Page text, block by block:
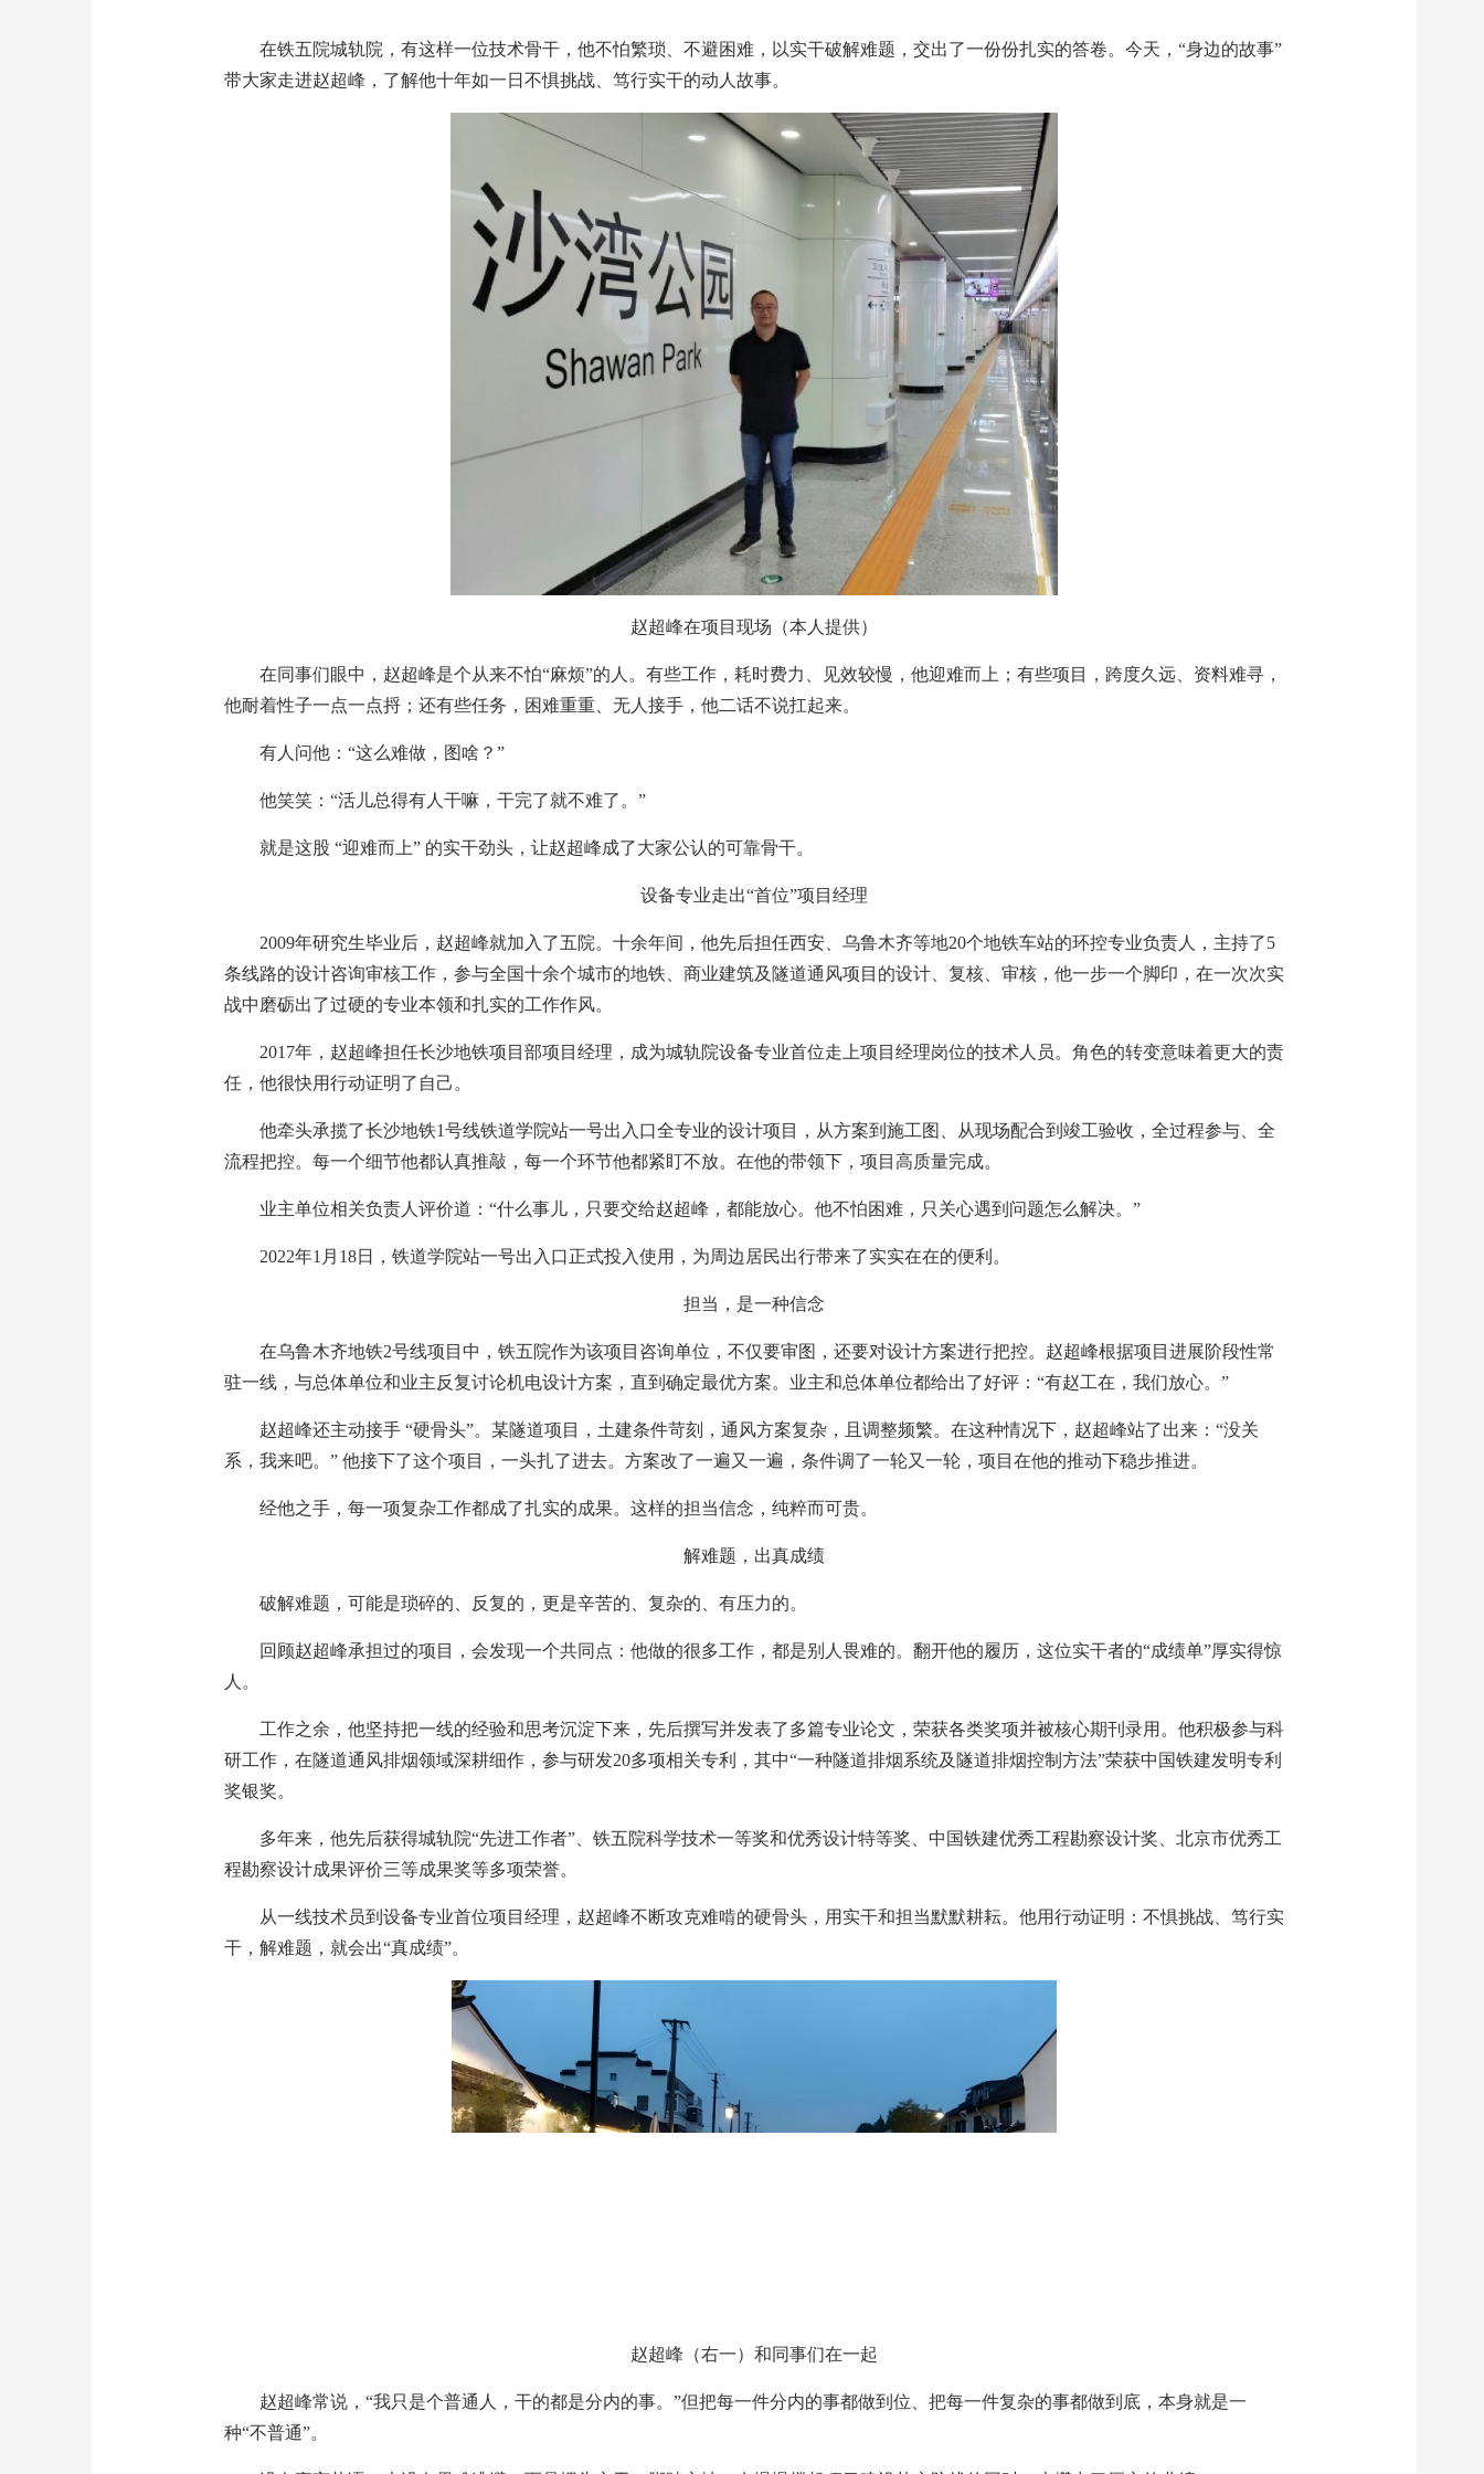
在铁五院城轨院，有这样一位技术骨干，他不怕繁琐、不避困难，以实干破解难题，交出了一份份扎实的答卷。今天，“身边的故事”
带大家走进赵超峰，了解他十年如一日不惧挑战、笃行实干的动人故事。
赵超峰在项目现场（本人提供）
在同事们眼中，赵超峰是个从来不怕“麻烦”的人。有些工作，耗时费力、见效较慢，他迎难而上；有些项目，跨度久远、资料难寻，
他耐着性子一点一点捋；还有些任务，困难重重、无人接手，他二话不说扛起来。
有人问他：“这么难做，图啥？”
他笑笑：“活儿总得有人干嘛，干完了就不难了。”
就是这股 “迎难而上” 的实干劲头，让赵超峰成了大家公认的可靠骨干。
设备专业走出“首位”项目经理
2009年研究生毕业后，赵超峰就加入了五院。十余年间，他先后担任西安、乌鲁木齐等地20个地铁车站的环控专业负责人，主持了5
条线路的设计咨询审核工作，参与全国十余个城市的地铁、商业建筑及隧道通风项目的设计、复核、审核，他一步一个脚印，在一次次实
战中磨砺出了过硬的专业本领和扎实的工作作风。
2017年，赵超峰担任长沙地铁项目部项目经理，成为城轨院设备专业首位走上项目经理岗位的技术人员。角色的转变意味着更大的责
任，他很快用行动证明了自己。
他牵头承揽了长沙地铁1号线铁道学院站一号出入口全专业的设计项目，从方案到施工图、从现场配合到竣工验收，全过程参与、全
流程把控。每一个细节他都认真推敲，每一个环节他都紧盯不放。在他的带领下，项目高质量完成。
业主单位相关负责人评价道：“什么事儿，只要交给赵超峰，都能放心。他不怕困难，只关心遇到问题怎么解决。”
2022年1月18日，铁道学院站一号出入口正式投入使用，为周边居民出行带来了实实在在的便利。
担当，是一种信念
在乌鲁木齐地铁2号线项目中，铁五院作为该项目咨询单位，不仅要审图，还要对设计方案进行把控。赵超峰根据项目进展阶段性常
驻一线，与总体单位和业主反复讨论机电设计方案，直到确定最优方案。业主和总体单位都给出了好评：“有赵工在，我们放心。”
赵超峰还主动接手 “硬骨头”。某隧道项目，土建条件苛刻，通风方案复杂，且调整频繁。在这种情况下，赵超峰站了出来：“没关
系，我来吧。” 他接下了这个项目，一头扎了进去。方案改了一遍又一遍，条件调了一轮又一轮，项目在他的推动下稳步推进。
经他之手，每一项复杂工作都成了扎实的成果。这样的担当信念，纯粹而可贵。
解难题，出真成绩
破解难题，可能是琐碎的、反复的，更是辛苦的、复杂的、有压力的。
回顾赵超峰承担过的项目，会发现一个共同点：他做的很多工作，都是别人畏难的。翻开他的履历，这位实干者的“成绩单”厚实得惊
人。
工作之余，他坚持把一线的经验和思考沉淀下来，先后撰写并发表了多篇专业论文，荣获各类奖项并被核心期刊录用。他积极参与科
研工作，在隧道通风排烟领域深耕细作，参与研发20多项相关专利，其中“一种隧道排烟系统及隧道排烟控制方法”荣获中国铁建发明专利
奖银奖。
多年来，他先后获得城轨院“先进工作者”、铁五院科学技术一等奖和优秀设计特等奖、中国铁建优秀工程勘察设计奖、北京市优秀工
程勘察设计成果评价三等成果奖等多项荣誉。
从一线技术员到设备专业首位项目经理，赵超峰不断攻克难啃的硬骨头，用实干和担当默默耕耘。他用行动证明：不惧挑战、笃行实
干，解难题，就会出“真成绩”。
赵超峰（右一）和同事们在一起
赵超峰常说，“我只是个普通人，干的都是分内的事。”但把每一件分内的事都做到位、把每一件复杂的事都做到底，本身就是一
种“不普通”。